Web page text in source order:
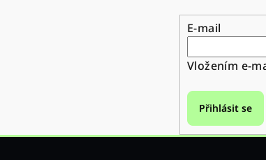
E-mail
Vložením e-
Přihlásit se